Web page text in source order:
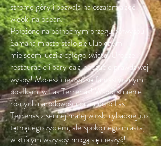
strome góry i pozwala na oszałamiające
widoki na ocean.
Położone na północnym brzegu półwyspu
Samana miasto stało się ulubionym
miejscem ludzi z całego świata. Urocze
restauracje i bary dają poczucie prawdziwej
wyspy! Możesz cieszyć się fantastycznymi
posiłkami w Las Terrenas! Współistnienie
różnych narodowości przeniosło Las
Terrenas z sennej małej wioski rybackiej do
tętniącego życiem, ale spokojnego miasta,
w którym wszyscy mogą się cieszyć!